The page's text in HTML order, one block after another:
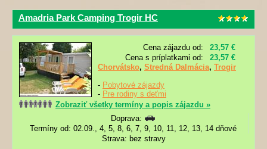
Amadria Park Camping Trogir HC
Cena zájazdu od:
23,57 €
Cena s príplatkami od:
23,57 €
Chorvátsko, Stredná Dalmácia, Trogir
- Pobytové zájazdy
- Pre rodiny s deťmi
Zobraziť všetky termíny a popis zájazdu »
Doprava:
Termíny od: 02.09., 4, 5, 8, 6, 7, 9, 10, 11, 12, 13, 14 dňové
Strava: bez stravy